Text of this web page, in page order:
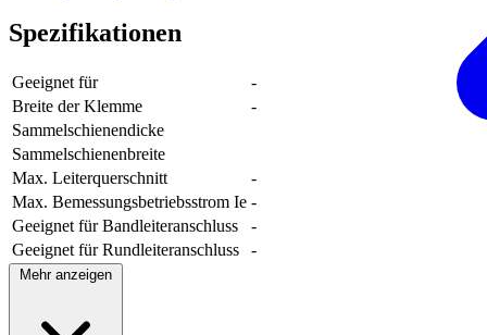
Spezifikationen
Geeignet für
-
Breite der Klemme
-
Sammelschienendicke
Sammelschienenbreite
Max. Leiterquerschnitt
-
Max. Bemessungsbetriebsstrom Ie -
Geeignet für Bandleiteranschluss
-
Geeignet für Rundleiteranschluss
-
Mehr anzeigen